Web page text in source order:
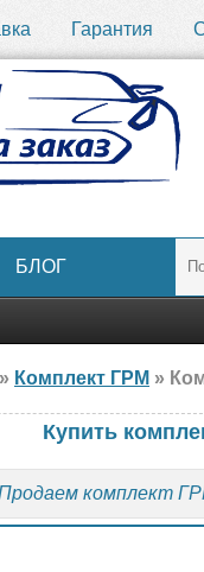
Гарантия
БЛОГ
» Комплект ГРМ »
Купить
комплект